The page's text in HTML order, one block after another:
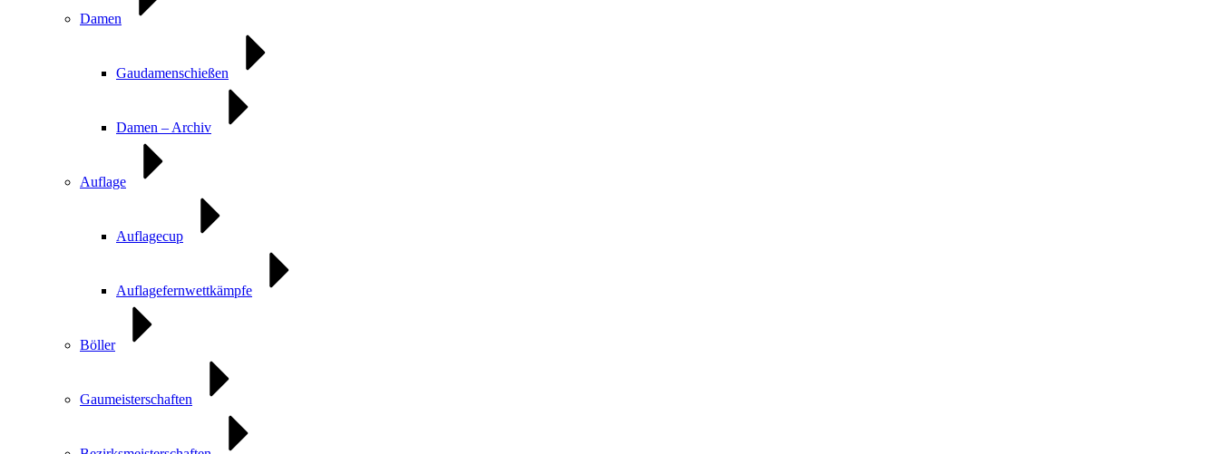
Damen
Gaudamenschießen
Damen – Archiv
Auflage
Auflagecup
Auflagefernwettkämpfe
Böller
Gaumeisterschaften